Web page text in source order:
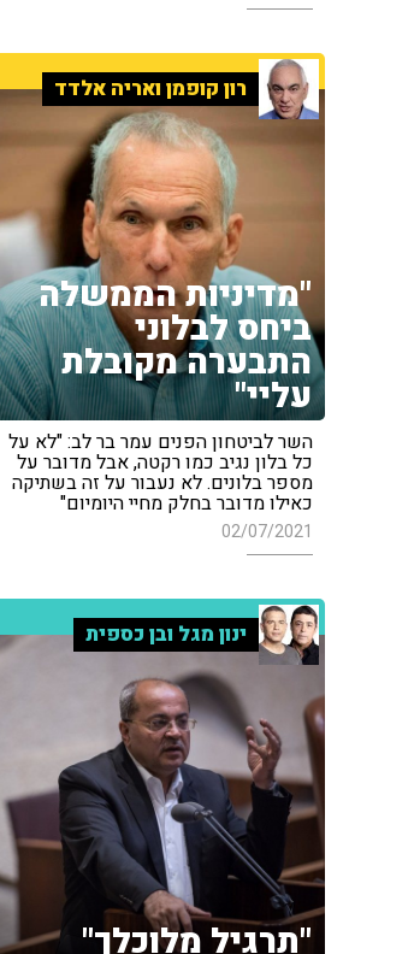
רון קופמן ואריה אלדד
"מדיניות הממשלה
ביחס לבלוני
התבערה מקובלת
עליי"
השר לביטחון הפנים עמר בר לב: "לא על
כל בלון נגיב כמו רקטה, אבל מדובר על
מספר בלונים. לא נעבור על זה בשתיקה
כאילו מדובר בחלק מחיי היומיום"
02/07/2021
ינון מגל ובן כספית
"תרגיל מלוכלך"